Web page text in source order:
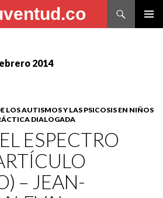
2014
LOS AUTISMOS Y LAS PSICOSIS EN NIÑOS
DIALOGADA
ESPECTRO
– JEAN-